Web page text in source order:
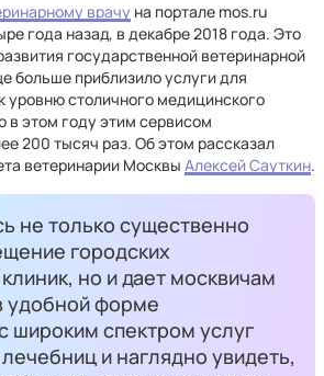
врачу на портале mos.ru
года назад, в декабре 2018 года. Это
государственной ветеринарной
больше приблизило услуги для
столичного медицинского
в этом году этим сервисом
200 тысяч раз. Об этом рассказал
ветеринарии Москвы Алексей Сауткин.
не только существенно
городских
но и дает москвичам
удобной форме
широким спектром услуг
и наглядно увидеть,